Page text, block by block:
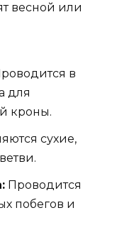
весной или
в
для
кроны.
сухие,
Проводится
побегов и